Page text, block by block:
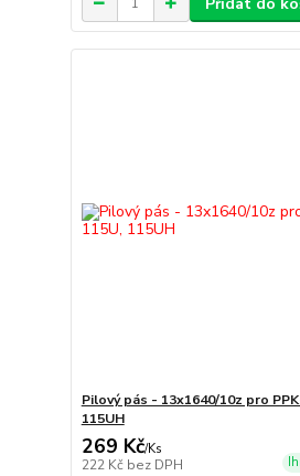
Pilový pás - 13x1640/10z pro
115UH
269 Kč/Ks
222 Kč bez DPH